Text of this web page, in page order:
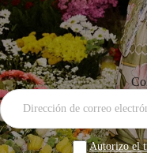
Autorizo el